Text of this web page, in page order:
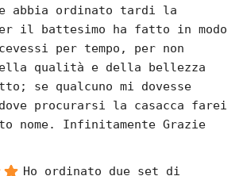
abbia ordinato tardi la
il battesimo ha fatto in modo
per tempo, per non
qualità e della bellezza
se qualcuno mi dovesse
procurarsi la casacca farei
nome. Infinitamente Grazie
Ho ordinato due set di